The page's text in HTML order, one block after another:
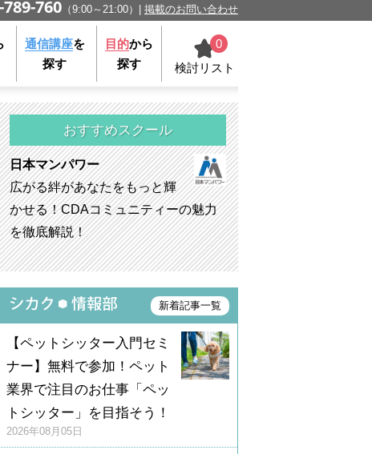
760 （9:00～21:00） 掲載のお問い合わせ
通信講座を
探す
目的から
探す
0
検討リスト
おすすめスクール
日本マンパワー
広がる絆があなたをもっと輝
かせる！CDAコミュニティーの魅力
を徹底解説！
新着記事一覧
【ペットシッター入門セミ
ナー】無料で参加！ペット
業界で注目のお仕事「ペッ
トシッター」を目指そう！
2026年08月05日